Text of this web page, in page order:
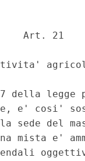
Art. 21
della legge
e' cosi'
sede del
e'